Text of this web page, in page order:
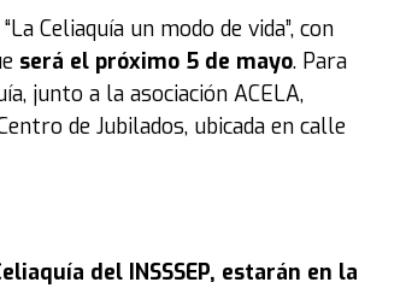
Celiaquía un modo de vida”, con
será el próximo 5 de mayo. Para
junto a la asociación ACELA,
de Jubilados, ubicada en calle
del INSSSEP, estarán en la